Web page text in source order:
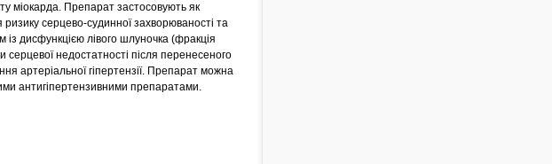
міокарда. Препарат застосовують як
серцево-судинної захворюваності та
із дисфункцією лівого шлуночка (фракція
серцевої недостатності після перенесеного
артеріальної гіпертензії. Препарат можна
антигіпертензивними препаратами.